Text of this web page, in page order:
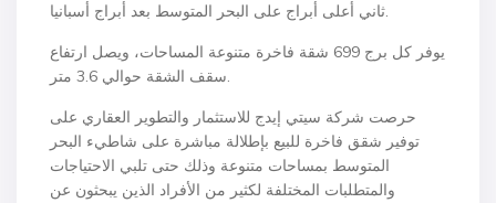
ثاني أعلى أبراج على البحر المتوسط بعد أبراج أسبانيا.
يوفر كل برج 699 شقة فاخرة متنوعة المساحات، ويصل ارتفاع
سقف الشقة حوالي 3.6 متر.
حرصت شركة سيتي إيدج للاستثمار والتطوير العقاري على
توفير شقق فاخرة للبيع بإطلالة مباشرة على شاطيء البحر
المتوسط بمساحات متنوعة وذلك حتى تلبي الاحتياجات
والمتطلبات المختلفة لكثير من الأفراد الذين يبحثون عن